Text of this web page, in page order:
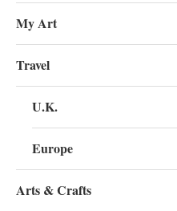
My Art
Travel
U.K.
Europe
Arts & Crafts